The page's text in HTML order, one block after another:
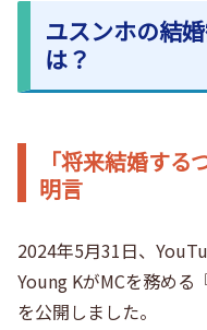
ユスンホの結
は？
「将来結婚す
明言
2024年5月31日、
Young KがMCを務める
を公開しました。